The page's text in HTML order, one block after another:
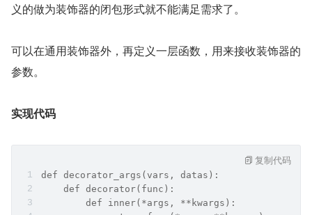
义的做为装饰器的闭包形式就不能满足需求了。
可以在通用装饰器外，再定义一层函数，用来接收装饰器的
参数。
实现代码
def decorator_args(vars, datas):
    def decorator(func):
        def inner(*args, **kwargs):
复制代码